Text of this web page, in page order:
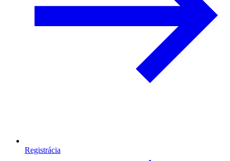
Registrácia